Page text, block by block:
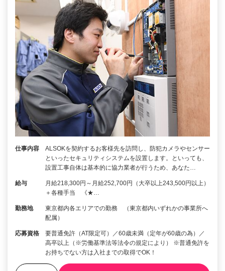
仕事内容
ALSOKを契約するお客様先を訪問し、防犯カメラやセンサー
といったセキュリティシステムを設置します。といっても、
設置工事自体は基本的に協力業者が行うため、あなた…
給与
月給218,300円～月給252,700円（大卒以上243,500円以上）
＋各種手当 《★…
勤務地
東京都内各エリアでの勤務 （東京都内いずれかの事業所へ
配属）
応募資格
要普通免許（AT限定可）／60歳未満（定年が60歳の為）／
高卒以上（※労働基準法等法令の規定により） ※普通免許を
お持ちでない方は入社までの取得でOK！